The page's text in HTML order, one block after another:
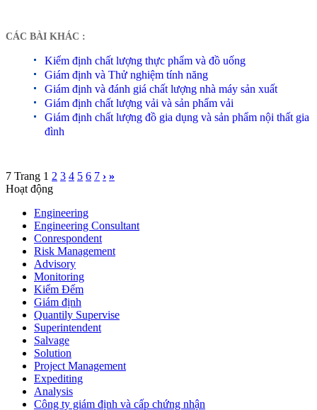
CÁC BÀI KHÁC :
Kiểm định chất lượng thực phẩm và đồ uống
Giám định và Thử nghiệm tính năng
Giám định và đánh giá chất lượng nhà máy sản xuất
Giám định chất lượng vải và sản phẩm vải
Giám định chất lượng đồ gia dụng và sản phẩm nội thất gia
đình
7 Trang 1 2 3 4 5 6 7 › »
Hoạt động
Engineering
Engineering Consultant
Conrespondent
Risk Management
Advisory
Monitoring
Kiểm Đếm
Giám định
Quantily Supervise
Superintendent
Salvage
Solution
Project Management
Expediting
Analysis
Công ty giám định và cấp chứng nhận